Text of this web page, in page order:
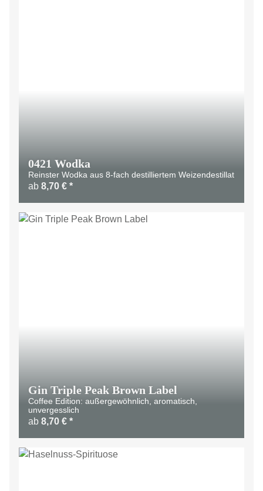
0421 Wodka
Reinster Wodka aus 8-fach destilliertem Weizendestillat
ab 8,70 € *
Gin Triple Peak Brown Label
Coffee Edition: außergewöhnlich, aromatisch,
unvergesslich
ab 8,70 € *